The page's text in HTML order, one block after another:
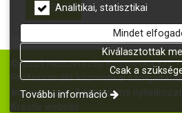
Elküld
© 2025 Hétszerszép Kozmetika Kft. -
Professzinális kozmetikai
Impresszum
Adatvédelmi nyilatkozat
Kreatív website
Analitikai, statisztikai
Mindet
Kiválasztottak
Csak a
További információ